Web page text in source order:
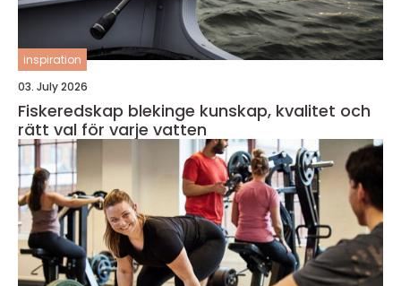
inspiration
03. July 2026
Fiskeredskap blekinge kunskap, kvalitet och
rätt val för varje vatten